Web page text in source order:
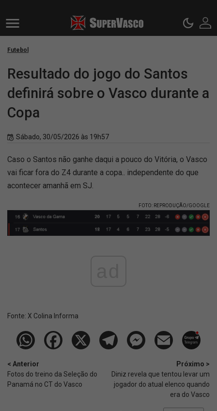
Futebol
Resultado do jogo do Santos
definirá sobre o Vasco durante a
Copa
Sábado, 30/05/2026 às 19h57
Caso o Santos não ganhe daqui a pouco do Vitória, o Vasco
vai ficar fora do Z4 durante a copa.. independente do que
acontecer amanhã em SJ.
FOTO: REPRODUÇÃO/GOOGLE
Fonte: X Colina Informa
< Anterior
Fotos do treino da Seleção do
Panamá no CT do Vasco
Próximo >
Diniz revela que tentou levar um
jogador do atual elenco quando
era do Vasco